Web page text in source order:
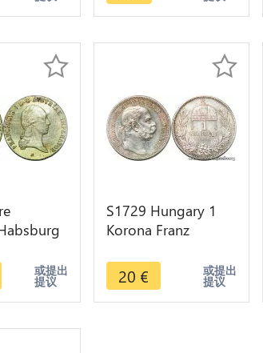
或提出
提议
S1729 Hungary 1
Korona Franz
Silver SPL FDC UNC
!
20 € 或提出
提议